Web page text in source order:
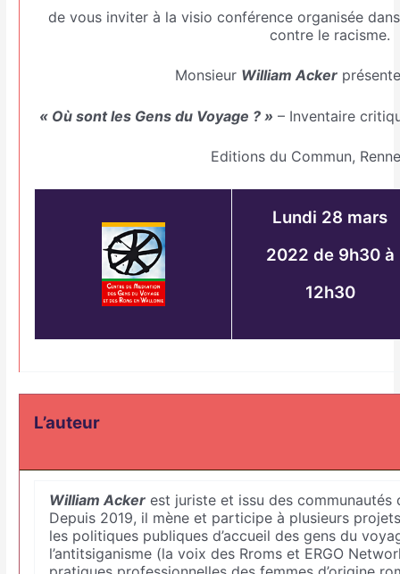
de vous inviter à la visio conférence organisée
contre le racisme.
Monsieur William Acker
« Où sont les Gens du Voyage ? » – Inventaire
Editions du Commun,
Lundi 28 mars
2022 de 9h30 à
12h30
L’auteur
William Acker est juriste et issu des communautés
Depuis 2019, il mène et participe à plusieurs
les politiques publiques d’accueil des gens du
l’antitsiganisme (la voix des Rroms et ERGO